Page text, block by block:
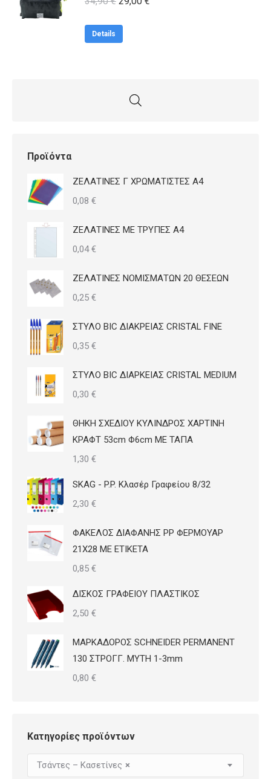
Details
Προϊόντα
ΖΕΛΑΤΙΝΕΣ Γ ΧΡΩΜΑΤΙΣΤΕΣ Α4
0,08 €
ΖΕΛΑΤΙΝΕΣ ΜΕ ΤΡΥΠΕΣ Α4
0,04€
ΖΕΛΑΤΙΝΕΣ ΝΟΜΙΣΜΑΤΩΝ 20 ΘΕΣΕΩΝ
0,25 €
ΣΤΥΛΟ BIC ΔΙΑΚΡΕΙΑΣ CRISTAL FINE
0,35 €
ΣΤΥΛΟ BIC ΔΙΑΡΚΕΙΑΣ CRISTAL MEDIUM
0,30 €
ΘΗΚΗ ΣΧΕΔΙΟΥ ΚΥΛΙΝΔΡΟΣ ΧΑΡΤΙΝΗ
ΚΡΑΦΤ 53cm Φ6cm ΜΕ ΤΑΠΑ
1,30 €
SKAG - P.P. Κλασέρ Γραφείου 8/32
2,30 €
ΦΑΚΕΛΟΣ ΔΙΑΦΑΝΗΣ PP ΦΕΡΜΟΥΑΡ
21Χ28 ΜΕ ΕΤΙΚΕΤΑ
0,85 €
ΔΙΣΚΟΣ ΓΡΑΦΕΙΟΥ ΠΛΑΣΤΙΚΟΣ
2,50 €
ΜΑΡΚΑΔΟΡΟΣ SCHNEIDER PERMANENT
130 ΣΤΡΟΓΓ. ΜΥΤΗ 1-3mm
0,80 €
Κατηγορίες προϊόντων
×
Τσάντες – Κασετίνες